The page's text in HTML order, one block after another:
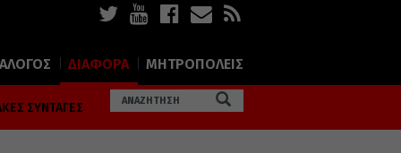
ΔΙΑΦΟΡΑ ΜΗΤΡΟΠΟΛΕΙΣ
ΣΥΝΤΑΓΕΣ